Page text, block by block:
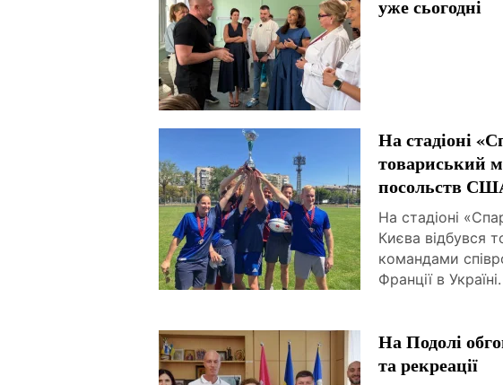
уже сьогодні
На стадіоні
товариський
посольств
На стадіоні
Києва відбувся
командами
Франції в Україні.
На Подолі
та рекреації